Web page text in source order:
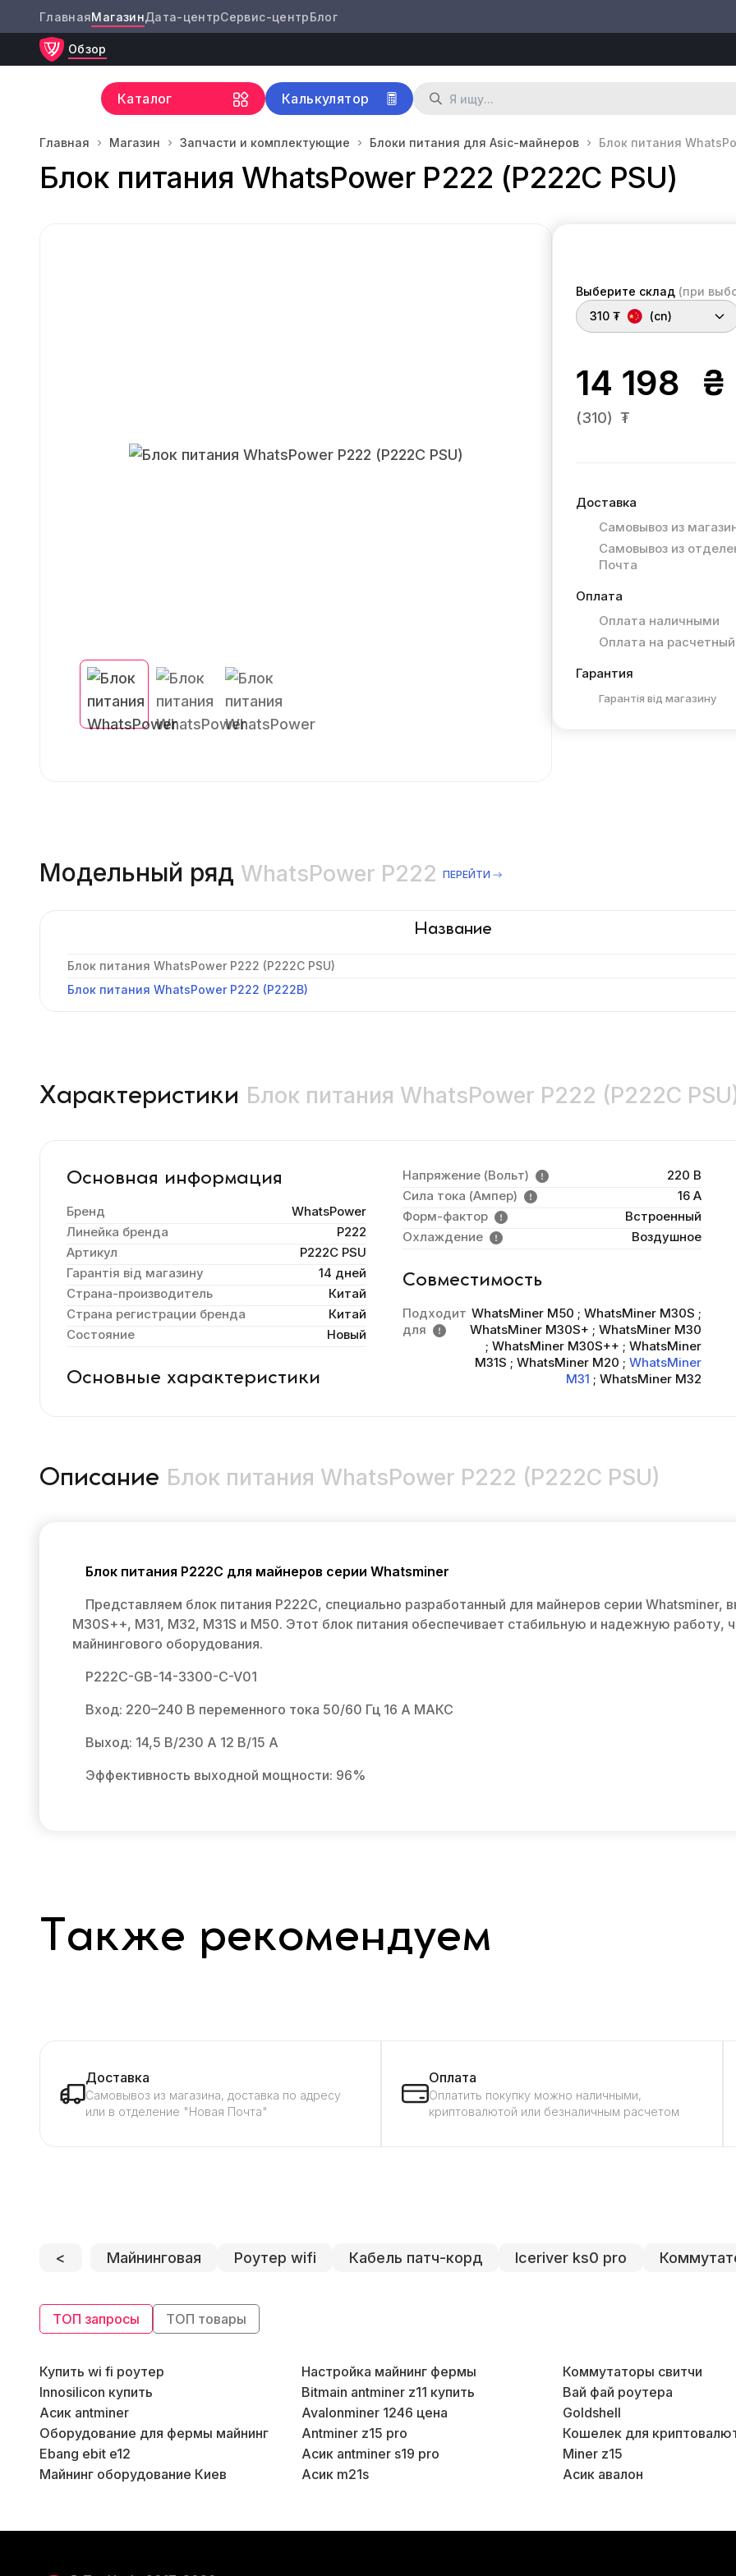
ГлавнаяМагазинДата-центрСервис-центрБлог
Обзор
Каталог Калькулятор
Главная Магазин Запчасти и комплектующие Блоки питания для Asic-майнеров Блок питания
Блок питания WhatsPower P222 (P222C PSU)
Выберите склад (при
310 ₮
(cn)
14 198 ₴
(310) ₮
Доставка
Самовывоз из
Самовывоз из
Почта
Оплата
Оплата наличными
Оплата на
Гарантия
Гарантія від магазину
Модельный ряд WhatsPower P222 ПЕРЕЙТИ
Название
Блок питания WhatsPower P222 (P222C PSU)
Блок питания WhatsPower P222 (P222B)
Характеристики Блок питания WhatsPower P222 (P222C
Основная информация
Бренд
WhatsPower
Линейка бренда
P222
Артикул
P222C PSU
Гарантія від магазину
14 дней
Страна-производитель
Китай
Страна регистрации бренда
Китай
Состояние
Новый
Основные характеристики
Напряжение (Вольт)
220 В
Сила тока (Ампер)
16 A
Форм-фактор
Встроенный
Охлаждение
Воздушное
Совместимость
Подходит
для
WhatsMiner M50 ;WhatsMiner M30S ;
WhatsMiner M30S+ ;WhatsMiner M30
;WhatsMiner M30S++ ;WhatsMiner
M31S ;WhatsMiner M20 ;WhatsMiner
M31 ;WhatsMiner M32
Описание Блок питания WhatsPower P222 (P222C PSU)
Блок питания P222C для майнеров серии Whatsminer
Представляем блок питания P222C, специально разработанный для майнеров серии
M30S++, M31, M32, M31S и M50. Этот блок питания обеспечивает стабильную и надежную работу,
майнингового оборудования.
P222C-GB-14-3300-C-V01
Вход: 220–240 В переменного тока 50/60 Гц 16 А МАКС
Выход: 14,5 В/230 А 12 В/15 А
Эффективность выходной мощности: 96%
Также рекомендуем
Доставка
Самовывоз из магазина, доставка по адресу
или в отделение "Новая Почта"
Оплата
Оплатить покупку можно наличными,
криптовалютой или безналичным расчетом
< Майнинговая Роутер wifi Кабель патч-корд Iceriver ks0 pro
ТОП запросы ТОП товары
Купить wi fi роутер Настройка майнинг фермы Коммутаторы свитчи
Innosilicon купить
Bitmain antminer z11 купить Вай фай роутера
Асик antminer
Avalonminer 1246 цена Goldshell
Оборудование для фермы майнинг
Antminer z15 pro Кошелек для
Ebang ebit e12
Асик antminer s19 pro Miner z15
Майнинг оборудование Киев
Асик m21s Асик авалон